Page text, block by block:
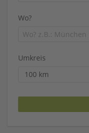
Wo?
Umkreis